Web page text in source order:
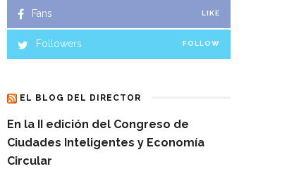
Fans LIKE
Followers FOLLOW
EL BLOG DEL DIRECTOR
En la II edición del Congreso de
Ciudades Inteligentes y Economía
Circular